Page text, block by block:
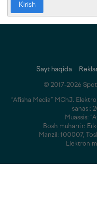
Kirish
Sayt haqida
© 2017-2026
“Afisha Media” MChJ.
sanasi:
Muassis:
Bosh muharrir:
Manzil: 100007,
Elektron